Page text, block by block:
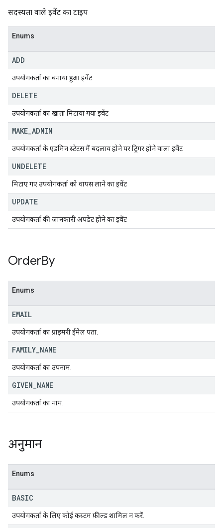
सदस्यता वाले इवेंट का टाइप
Enums
ADD
उपयोगकर्ता का बनाया हुआ इवेंट
DELETE
उपयोगकर्ता का खाता मिटाया गया इवेंट
MAKE ADMIN
उपयोगकर्ता के एडमिन स्टेटस में बदलाव होने पर ट्रिगर होने वाला इवेंट
UNDELETE
मिटाए गए उपयोगकर्ता को वापस लाने का इवेंट
UPDATE
उपयोगकर्ता की जानकारी अपडेट होने का इवेंट
OrderBy
Enums
EMAIL
उपयोगकर्ता का प्राइमरी ईमेल पता.
FAMILY NAME
उपयोगकर्ता का उपनाम.
GIVEN NAME
उपयोगकर्ता का नाम.
अनुमान
Enums
BASIC
उपयोगकर्ता के लिए कोई कस्टम फ़ील्ड शामिल न करें.